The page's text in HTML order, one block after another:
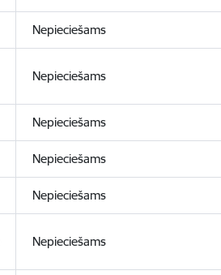
Nepieciešams
Nepieciešams
Nepieciešams
Nepieciešams
Nepieciešams
Nepieciešams